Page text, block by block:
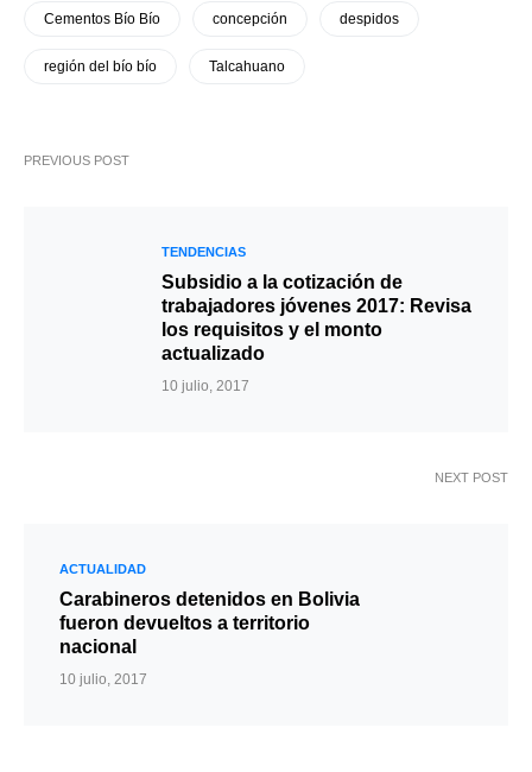
Cementos Bío Bío concepción despidos
región del bío bío Talcahuano
PREVIOUS POST
TENDENCIAS
Subsidio a la cotización de
trabajadores jóvenes 2017: Revisa
los requisitos y el monto
actualizado
10 julio, 2017
NEXT POST
ACTUALIDAD
Carabineros detenidos en Bolivia
fueron devueltos a territorio
nacional
10 julio, 2017